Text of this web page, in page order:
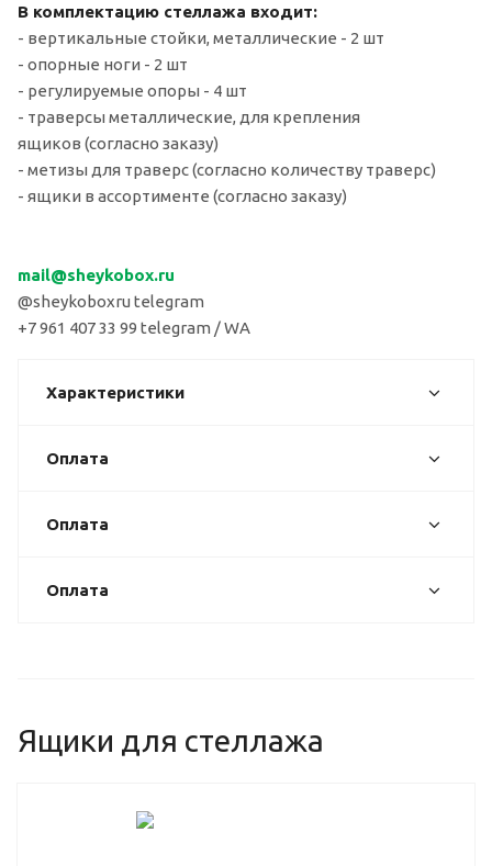
В комплектацию стеллажа входит:
- вертикальные стойки, металлические - 2 шт
- опорные ноги - 2 шт
- регулируемые опоры - 4 шт
- траверсы металлические, для крепления
ящиков (согласно заказу)
- метизы для траверс (согласно количеству траверс)
- ящики в ассортименте (согласно заказу)
mail@sheykobox.ru
@sheykoboxru telegram
+7 961 407 33 99 telegram / WA
Характеристики
Оплата
Оплата
Оплата
Ящики для стеллажа